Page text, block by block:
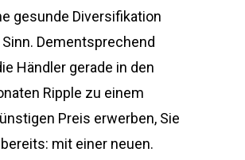
gesunde Diversifikation
Dementsprechend
Händler gerade in den
Ripple zu einem
Preis erwerben, Sie
mit einer neuen.